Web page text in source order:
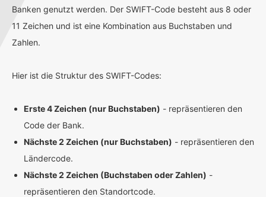
Banken genutzt werden. Der SWIFT-Code besteht aus 8 oder
11 Zeichen und ist eine Kombination aus Buchstaben und
Zahlen.
Hier ist die Struktur des SWIFT-Codes:
Erste 4 Zeichen (nur Buchstaben) - repräsentieren den
Code der Bank.
Nächste 2 Zeichen (nur Buchstaben) - repräsentieren den
Ländercode.
Nächste 2 Zeichen (Buchstaben oder Zahlen) -
repräsentieren den Standortcode.